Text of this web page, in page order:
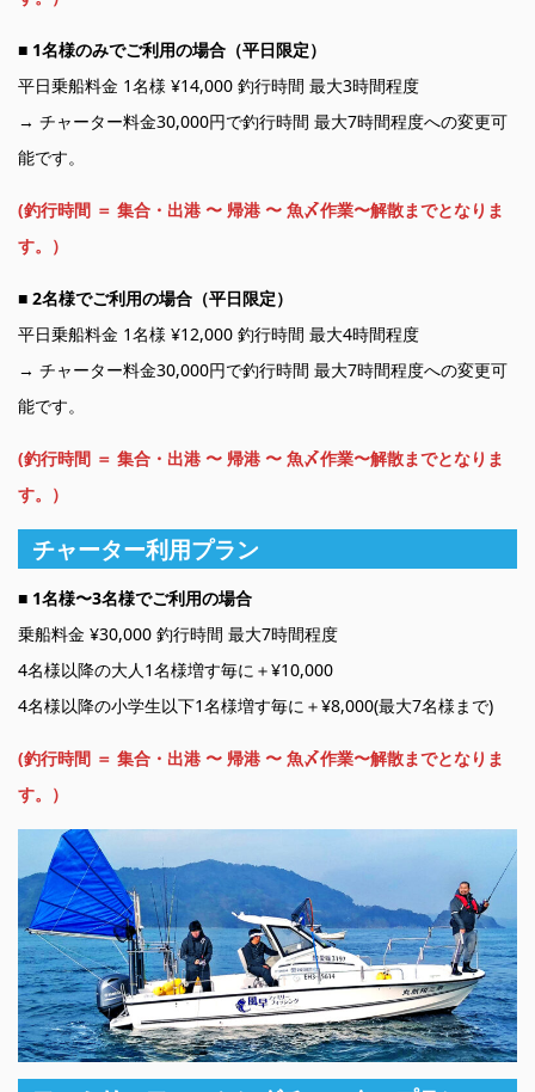
■ 1名様のみでご利用の場合（平日限定）
平日乗船料金 1名様 ¥14,000 釣行時間 最大3時間程度
→ チャーター料金30,000円で釣行時間 最大7時間程度への変更可
能です。
(釣行時間 ＝ 集合・出港 〜 帰港 〜 魚〆作業〜解散までとなりま
す。）
■ 2名様でご利用の場合（平日限定）
平日乗船料金 1名様 ¥12,000 釣行時間 最大4時間程度
→ チャーター料金30,000円で釣行時間 最大7時間程度への変更可
能です。
(釣行時間 ＝ 集合・出港 〜 帰港 〜 魚〆作業〜解散までとなりま
す。）
チャーター利用プラン
■ 1名様〜3名様でご利用の場合
乗船料金 ¥30,000 釣行時間 最大7時間程度
4名様以降の大人1名様増す毎に＋¥10,000
4名様以降の小学生以下1名様増す毎に＋¥8,000(最大7名様まで)
(釣行時間 ＝ 集合・出港 〜 帰港 〜 魚〆作業〜解散までとなりま
す。）